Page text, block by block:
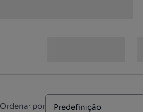
Ordenar por Predefinição